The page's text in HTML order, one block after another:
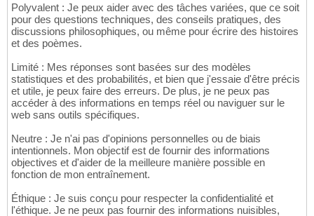
Polyvalent : Je peux aider avec des tâches variées, que ce soit
pour des questions techniques, des conseils pratiques, des
discussions philosophiques, ou même pour écrire des histoires
et des poèmes.
Limité : Mes réponses sont basées sur des modèles
statistiques et des probabilités, et bien que j'essaie d'être précis
et utile, je peux faire des erreurs. De plus, je ne peux pas
accéder à des informations en temps réel ou naviguer sur le
web sans outils spécifiques.
Neutre : Je n'ai pas d'opinions personnelles ou de biais
intentionnels. Mon objectif est de fournir des informations
objectives et d'aider de la meilleure manière possible en
fonction de mon entraînement.
Éthique : Je suis conçu pour respecter la confidentialité et
l'éthique. Je ne peux pas fournir des informations nuisibles,